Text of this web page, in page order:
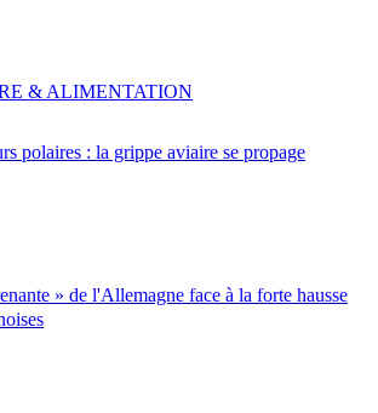
polaires : la grippe aviaire se propage
& ALIMENTATION
» de l'Allemagne face à la forte hausse